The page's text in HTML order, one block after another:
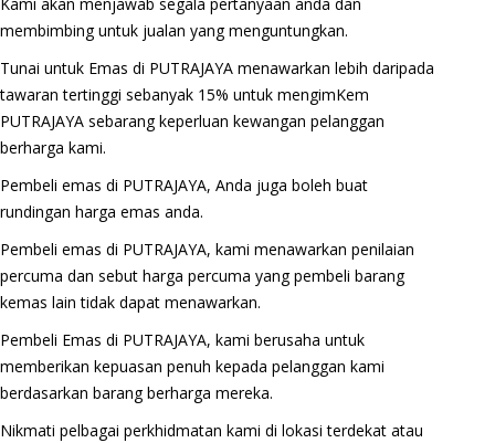
membimbing untuk jualan yang menguntungkan.
Tunai untuk Emas di PUTRAJAYA menawarkan lebih daripada
tawaran tertinggi sebanyak 15% untuk mengimKem
PUTRAJAYA sebarang keperluan kewangan pelanggan
berharga kami.
Pembeli emas di PUTRAJAYA, Anda juga boleh buat
rundingan harga emas anda.
Pembeli emas di PUTRAJAYA, kami menawarkan penilaian
percuma dan sebut harga percuma yang pembeli barang
kemas lain tidak dapat menawarkan.
Pembeli Emas di PUTRAJAYA, kami berusaha untuk
memberikan kepuasan penuh kepada pelanggan kami
berdasarkan barang berharga mereka.
Nikmati pelbagai perkhidmatan kami di lokasi terdekat atau